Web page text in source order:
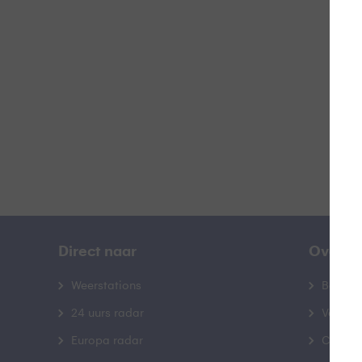
Direct naar
Weerstations
24 uurs radar
Europa radar
Over
Contact